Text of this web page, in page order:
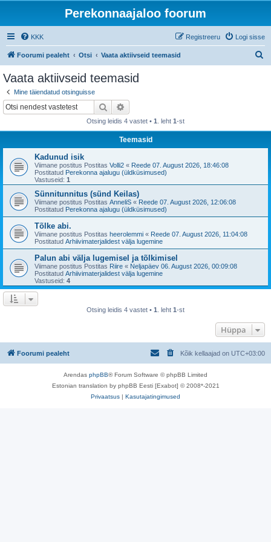
Perekonnaajaloo foorum
KKK Logi sisse
Registreeru
Foorumi pealeht Otsi Vaata aktiivseid teemasid
Vaata aktiivseid teemasid
Mine täiendatud otsinguisse
Otsi
Otsing leidis 4 vastet • 1 . leht 1-st
Teemasid
Kadunud isik
Viimane postitus Postitas Volli2 « Reede 07. August 2026, 18:46:08
Postitatud Perekonna ajalugu (üldküsimused)
Vastuseid: 1
Sünnitunnitus (sünd Keilas)
Viimane postitus Postitas AnneliS « Reede 07. August 2026, 12:06:08
Postitatud Perekonna ajalugu (üldküsimused)
Tõlke abi.
Viimane postitus Postitas heerolemmi « Reede 07. August 2026, 11:04:08
Postitatud Arhiivimaterjalidest välja lugemine
Palun abi välja lugemisel ja tõlkimisel
Viimane postitus Postitas Riire « Neljapäev 06. August 2026, 00:09:08
Postitatud Arhiivimaterjalidest välja lugemine
Vastuseid: 4
Otsing leidis 4 vastet • 1 . leht 1-st
Hüppa
Foorumi pealeht Kõik kellaajad on UTC+03:00
Arendas phpBB® Forum Software © phpBB Limited
Estonian translation by phpBB Eesti [Exabot] © 2008*-2021
Privaatsus | Kasutajatingimused